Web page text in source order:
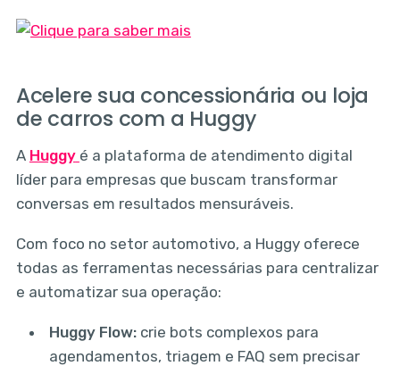
Acelere sua concessionária ou loja
de carros com a Huggy
A Huggy é a plataforma de atendimento digital
líder para empresas que buscam transformar
conversas em resultados mensuráveis.
Com foco no setor automotivo, a Huggy oferece
todas as ferramentas necessárias para centralizar
e automatizar sua operação:
Huggy Flow: crie bots complexos para
agendamentos, triagem e FAQ sem precisar